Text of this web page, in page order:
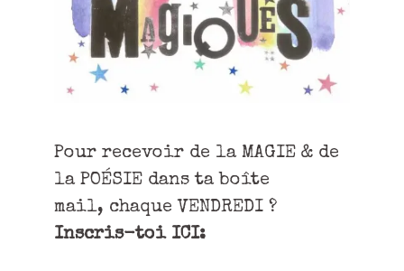
Pour recevoir de la MAGIE & de
la POÉSIE dans ta boîte
mail, chaque VENDREDI ?
Inscris-toi ICI: